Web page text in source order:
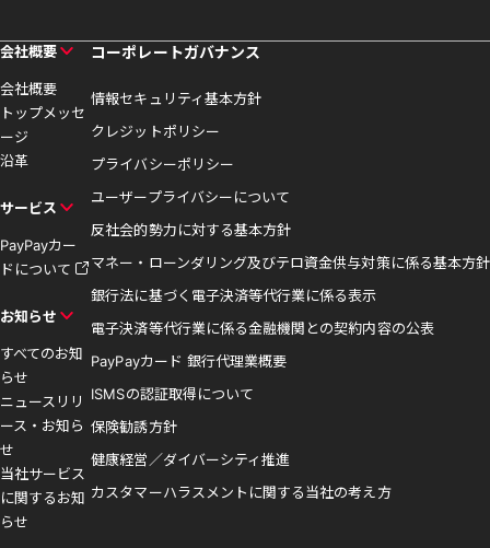
会社概要
会社概要
トップメッセ
ージ
沿革
サービス
PayPayカー
ドについて
お知らせ
すべてのお知
らせ
ニュースリリ
ース・お知ら
せ
当社サービス
に関するお知
らせ
コーポレートガバナンス
情報セキュリティ基本方針
クレジットポリシー
プライバシーポリシー
ユーザープライバシーについて
反社会的勢力に対する基本方針
マネー・ローンダリング及びテロ資金供与対策に係る基本方針
銀行法に基づく電子決済等代行業に係る表示
電子決済等代行業に係る金融機関との契約内容の公表
PayPayカード 銀行代理業概要
ISMSの認証取得について
保険勧誘方針
健康経営／ダイバーシティ推進
カスタマーハラスメントに関する当社の考え方